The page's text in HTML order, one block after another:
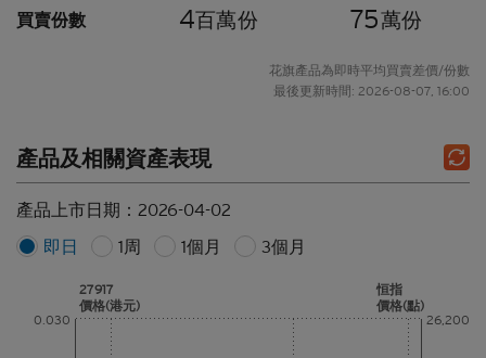
買賣份數 4百萬份 75萬份
花旗產品為即時平均買賣差價/份數
最後更新時間: 2026-08-07, 16:00
產品及相關資產表現
產品上市日期： 2026-04-02
即日
1周 1個月 3個月
27917
價格(港元)
恒指
價格(點)
0.030 26,200